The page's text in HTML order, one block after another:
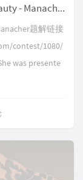
Codeforces 1080E - Sonya and Matrix Beauty - Manacher
题解链接
contest/1080/
was presente